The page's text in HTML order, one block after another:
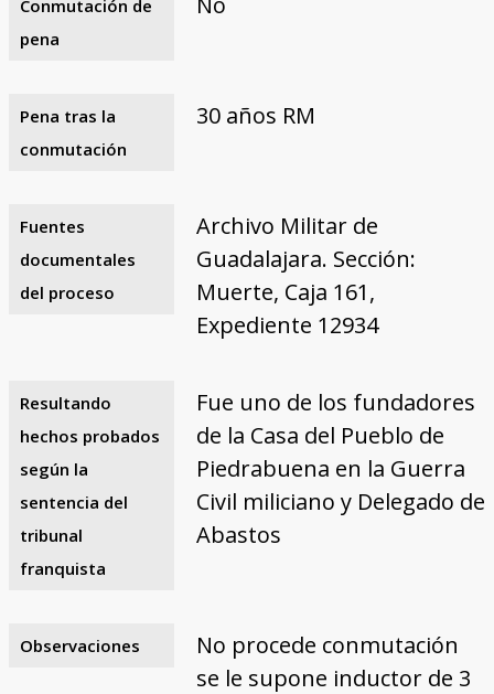
Conmutación de
pena
Pena tras la
conmutación
30 años RM
Fuentes
documentales
del proceso
Archivo Militar de
Guadalajara. Sección:
Muerte, Caja 161,
Expediente 12934
Resultando
hechos probados
según la
sentencia del
tribunal
franquista
Fue uno de los fundadores
de la Casa del Pueblo de
Piedrabuena en la Guerra
Civil miliciano y Delegado de
Abastos
Observaciones
No procede conmutación
se le supone inductor de 3